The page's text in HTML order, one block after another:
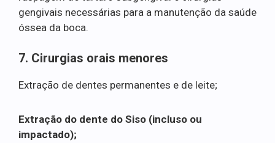
gengivais necessárias para a manutenção da saúde
óssea da boca.
7. Cirurgias orais menores
Extração de dentes permanentes e de leite;
Extração do dente do Siso (incluso ou
impactado);